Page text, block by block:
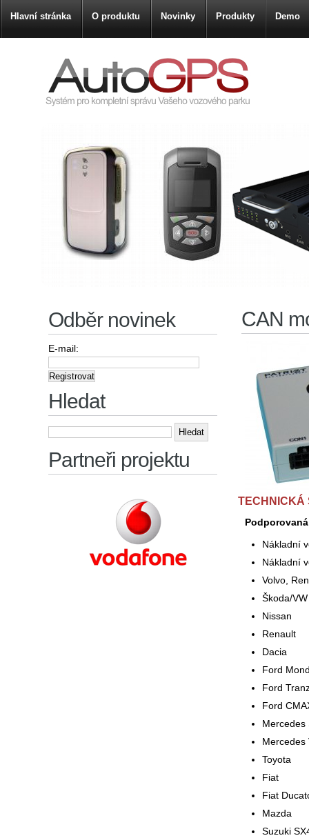
Hlavní stránka O produktu Novinky Produkty Demo
Odběr novinek
E-mail:
Hledat
Vyhledávání
Partneři projektu
CAN
TECHNICKÁ
Nákladní
Nákladní
Volvo,
Škoda/VW
Nissan
Renault
Dacia
Ford
Ford
Ford
Mercedes
Mercedes
Toyota
Fiat
Fiat
Mazda
Suzuki